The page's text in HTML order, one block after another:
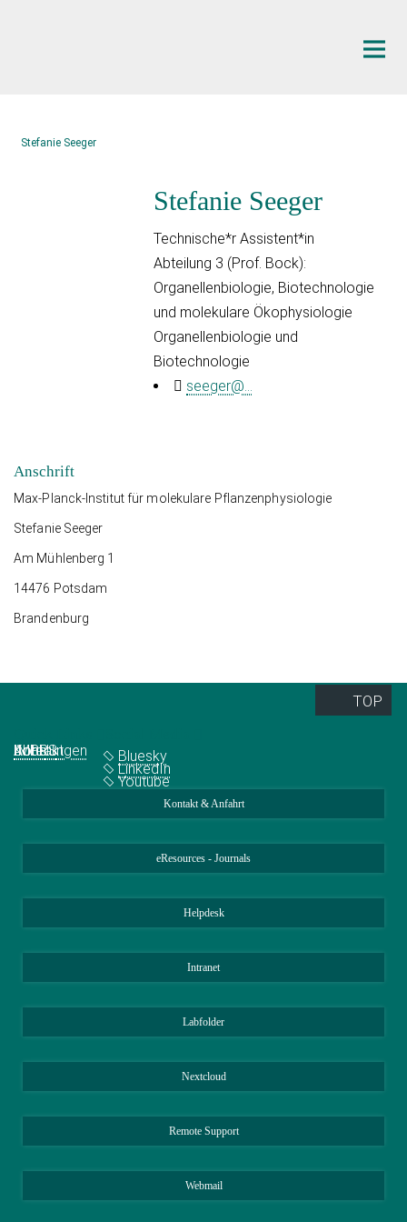
Stefanie Seeger
Stefanie Seeger
Technische*r Assistent*in
Abteilung 3 (Prof. Bock):
Organellenbiologie, Biotechnologie
und molekulare Ökophysiologie
Organellenbiologie und
Biotechnologie
seeger@...
Anschrift
Max-Planck-Institut für molekulare Pflanzenphysiologie
Stefanie Seeger
Am Mühlenberg 1
14476 Potsdam
Brandenburg
TOP
Abteilungen
IMPRS
Jobs
Kontakt
Bluesky
LinkedIn
Youtube
Kontakt & Anfahrt
eResources - Journals
Helpdesk
Intranet
Labfolder
Nextcloud
Remote Support
Webmail